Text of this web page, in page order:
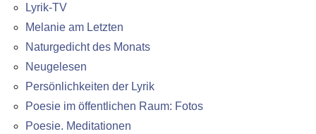
Lyrik-TV
Melanie am Letzten
Naturgedicht des Monats
Neugelesen
Persönlichkeiten der Lyrik
Poesie im öffentlichen Raum: Fotos
Poesie. Meditationen